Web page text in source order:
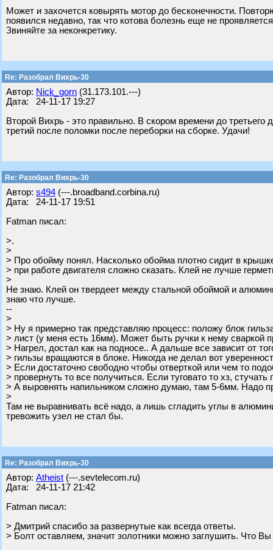
Может и захочется ковырять мотор до бесконечности.
появился недавно, так что котова болезнь еще не
Звиняйте за неконкретику.
Re: Разобрал Вихрь-30
Автор: Nick_gorn (31.173.101.---)
Дата: 24-11-17 19:27
Второй Вихрь - это правильно. В скором времени до
третий после поломки после переборки на сборке. Удачи!
Re: Разобрал Вихрь-30
Автор: s494 (---.broadband.corbina.ru)
Дата: 24-11-17 19:51
Fatman писал:
>.
>
> Про обойму понял. Насколько обойма плотно сидит в крышке
> при работе двигателя сложно сказать. Клей не лучше
>
Не знаю. Клей он твердеет между стальной обоймой и
знаю что лучше.
--
>
> Ну я примерно так представляю процесс: положу блок
> лист (у меня есть 16мм). Может быть ручки к нему сваркой
> Нагрел, достал как на подносе.. А дальше все зависит от
> гильзы вращаются в блоке. Никогда не делал вот
> Если достаточно свободно чтобы отверткой или чем то
> провернуть то все получиться. Если туговато то хз, стучать
> А выровнять напильником сложно думаю, там 5-6мм. Надо
>
Там не выравнивать всё надо, а лишь сгладить углы в
тревожить узел не стал бы.
Re: Разобрал Вихрь-30
Автор: Atheist (---.sevtelecom.ru)
Дата: 24-11-17 21:42
Fatman писал:
> Дмитрий спасибо за развернутые как всегда ответы.
> Болт оставляем, значит золотники можно заглушить. Что